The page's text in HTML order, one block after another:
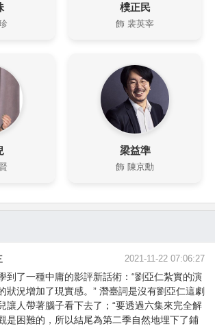
樸正民
飾 裴英宰
梁益準
飾 陳京勳
2021-11-22 07:06:27
到了一種中庸的影評新話術：“劉亞仁紮實的演
狀況增加了現實感。” 潛臺詞是沒有劉亞仁這劇
讓人帶著腦子看下去了；“要透過六集來完全解
是困難的，所以結尾為第二季自然地埋下了鋪